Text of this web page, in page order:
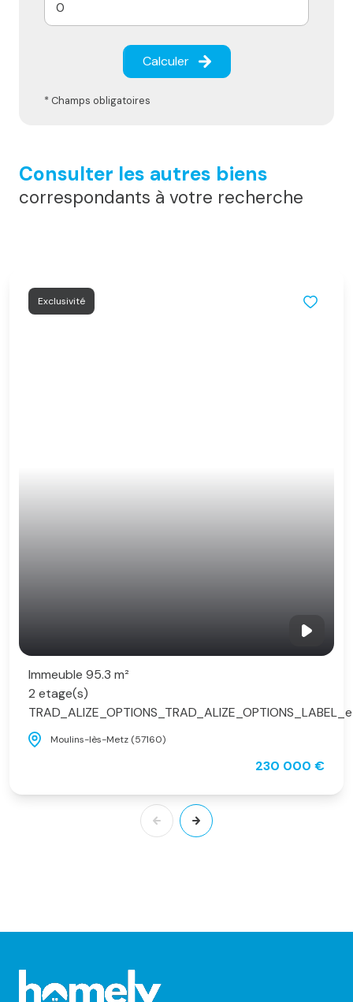
Calculer
* Champs obligatoires
Consulter les autres biens
correspondants à votre recherche
Exclusivité
Immeuble 95.3 m²
2 etage(s)
Moulins-lès-Metz (57160)
230 000 €